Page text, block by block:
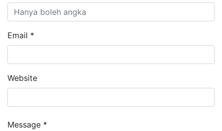
Email *
Website
Message *